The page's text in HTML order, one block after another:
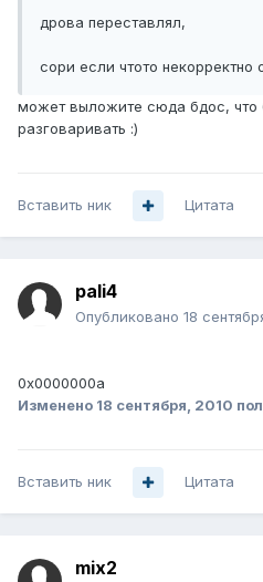
дрова переставлял,
сори если чтото некорректно
может выложите сюда бдос, что
разговаривать :)
Вставить ник Цитата
pali4
Опубликовано 18
0x0000000a
Изменено 18 сентября, 2010
Вставить ник Цитата
mix2